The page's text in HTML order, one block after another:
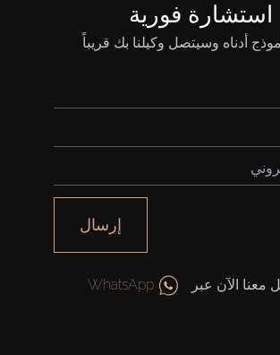
استشارة فورية
أدناه وسيتصل وكيلنا بك قريباً
إرسال
معنا الآن عبر WhatsApp